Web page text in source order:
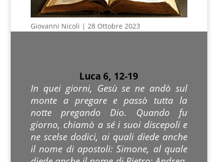
Giovanni Nicoli | 28 Ottobre 2023
Luca 6, 12-19
In quei giorni, Gesù se ne andò sul
monte a pregare e passò tutta la
notte pregando Dio. Quando fu
giorno, chiamò a sé i suoi discepoli e
ne scelse dodici, ai quali diede anche
il nome di apostoli: Simone, al quale